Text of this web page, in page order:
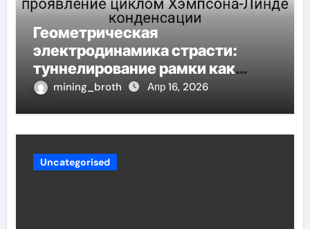
Геометрическая
электродинамика страсти:
туннелирование рамки как
проявление циклом Хэмпсона-
mining_broth Апр 16, 2026
Uncategorised